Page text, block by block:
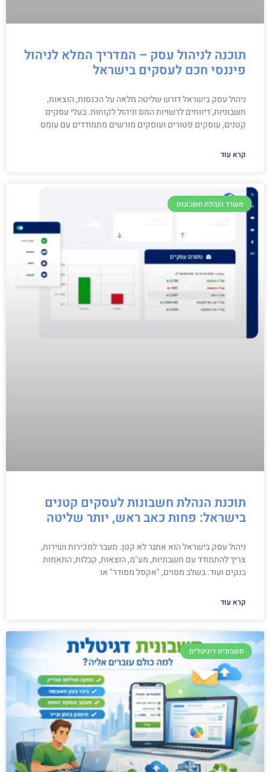
תוכנה לניהול עסק – המדריך המלא לניהול
פיננסי חכם לעסקים בישראל
ניהול עסק בישראל דורש שליטה מלאה על הכנסות, הוצאות,
חשבוניות, דיווחים לרשויות המס וניהול לקוחות. בעלי עסקים
קטנים, עוסקים פטורים ועוסקים מורשים מתמודדים עם עומס
קרא עוד
משרד הנהלת חשבונות
תוכנת הנהלת חשבונות לעסקים קטנים
בישראל: פחות כאב ראש, יותר שליטה
ניהול עסק בישראל הוא אתגר לא קטן. מעבר למכירות ושירות,
צריך להתמודד עם חשבוניות, מע"מ, הוצאות, קבלות, התאמות
בנקים ועוד. בשלב מסוים, "אקסל מסודר" או
קרא עוד
חשבונית דיגיטלית